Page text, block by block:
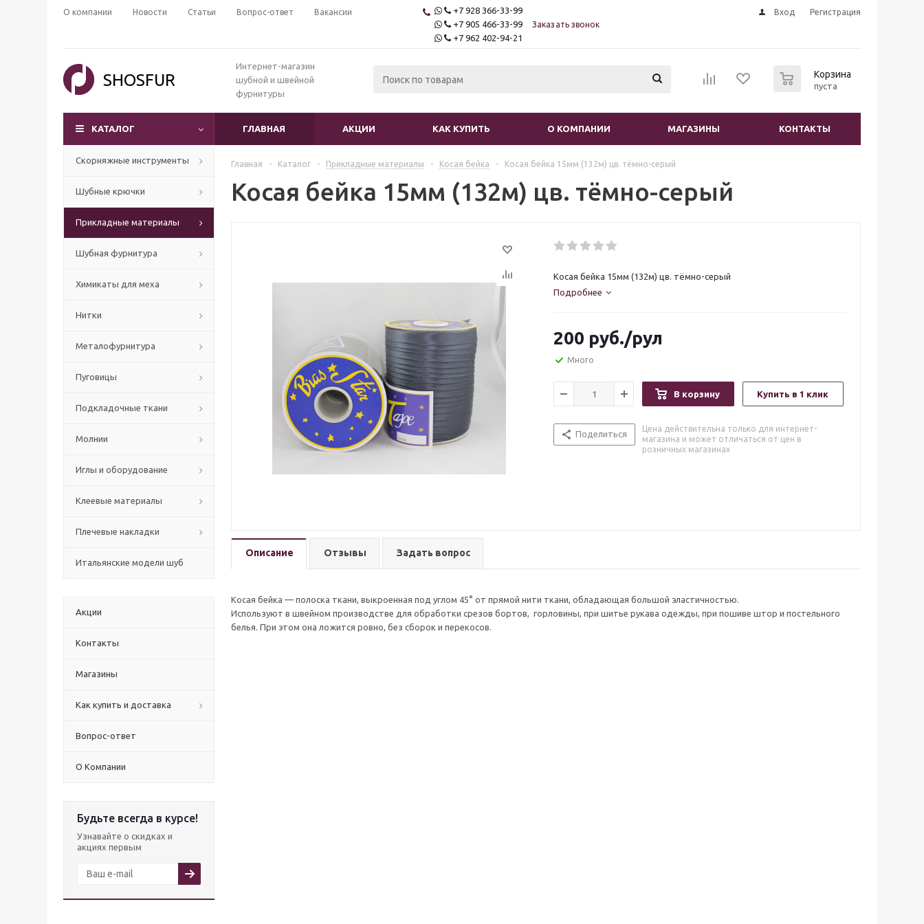
О компании Новости Статьи Вопрос-ответ Вакансии
+7 928 366-33-99
+7 905 466-33-99
+7 962 402-94-21
Заказать звонок
Вход Регистрация
SHOSFUR
Интернет-магазин
шубной и швейной
фурнитуры
Корзина
пуста
КАТАЛОГ ГЛАВНАЯ АКЦИИ КАК КУПИТЬ О КОМПАНИИ МАГАЗИНЫ КОНТАКТЫ
Скорняжные инструменты
Шубные крючки
Прикладные материалы
Шубная фурнитура
Химикаты для меха
Нитки
Mеталофурнитура
Пуговицы
Подкладочные ткани
Молнии
Иглы и оборудование
Клеевые материалы
Плечевые накладки
Итальянские модели шуб
Акции
Контакты
Магазины
Как купить и доставка
Вопрос-ответ
О Компании
Будьте всегда в курсе!
Узнавайте о скидках и
акциях первым
Главная - Каталог - Прикладные материалы - Косая бейка - Косая бейка 15мм (132м) цв. тёмно-серый
Косая бейка 15мм (132м) цв. тёмно-серый
Косая бейка 15мм (132м) цв. тёмно-серый
Подробнее
200 руб./рул
Много
В корзину Купить в 1 клик
Поделиться
Цена действительна только для интернет-
магазина и может отличаться от цен в
розничных магазинах
Описание Отзывы Задать вопрос
Косая бейка — полоска ткани, выкроенная под углом 45° от прямой нити ткани, обладающая большой эластичностью.
Используют в швейном производстве для обработки срезов бортов, горловины, при шитье рукава одежды, при пошиве штор и постельного
белья. При этом она ложится ровно, без сборок и перекосов.